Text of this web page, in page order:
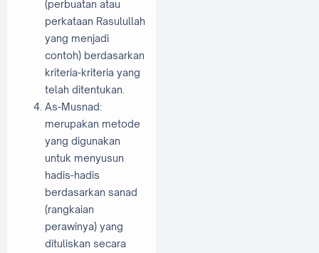
(perbuatan atau
perkataan Rasulullah
yang menjadi
contoh) berdasarkan
kriteria-kriteria yang
telah ditentukan.
As-Musnad:
merupakan metode
yang digunakan
untuk menyusun
hadis-hadis
berdasarkan sanad
(rangkaian
perawinya) yang
dituliskan secara